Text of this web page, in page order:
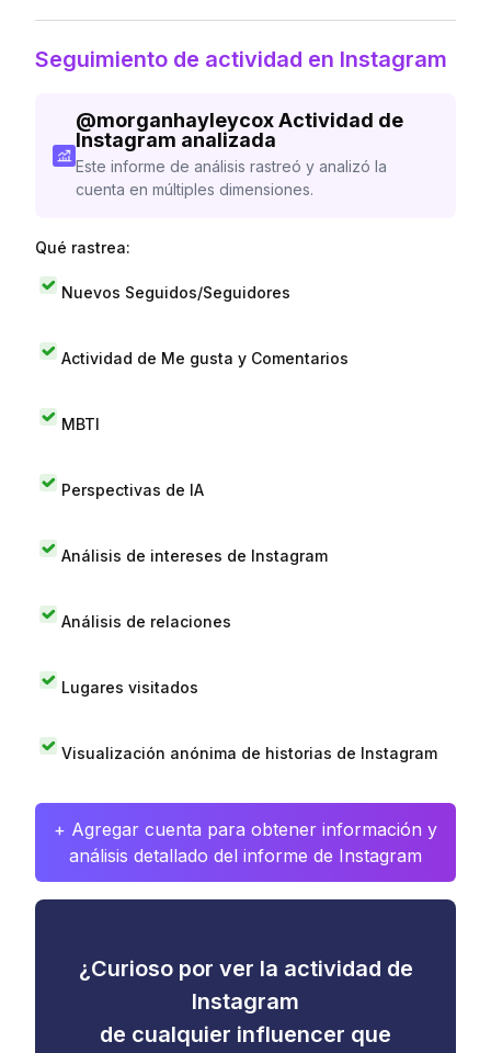
Seguimiento de actividad en Instagram
@morganhayleycoxActividad de
Instagram analizada
Este informe de análisis rastreó y analizó la
cuenta en múltiples dimensiones.
Qué rastrea:
Nuevos Seguidos/Seguidores
Actividad de Me gusta y Comentarios
MBTI
Perspectivas de IA
Análisis de intereses de Instagram
Análisis de relaciones
Lugares visitados
Visualización anónima de historias de Instagram
+ Agregar cuenta para obtener información y
análisis detallado del informe de Instagram
¿Curioso por ver la actividad de
Instagram
de cualquier influencer que